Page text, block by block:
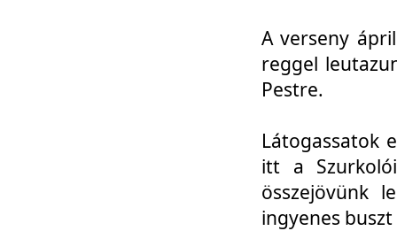
A verseny
reggel
Pestre.
Látogassatok
itt a
összejövünk
ingyenes